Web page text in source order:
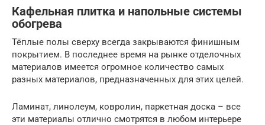
Кафельная плитка и напольные системы
обогрева
Тёплые полы сверху всегда закрываются финишным
покрытием. В последнее время на рынке отделочных
материалов имеется огромное количество самых
разных материалов, предназначенных для этих целей.
Ламинат, линолеум, ковролин, паркетная доска – все
эти материалы отлично смотрятся в любом интерьере